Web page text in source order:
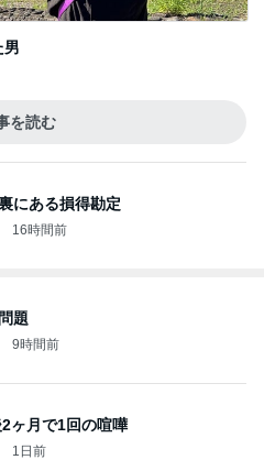
男
を読む
にある損得勘定
16時間前
題
9時間前
ヶ月で1回の喧嘩
1日前